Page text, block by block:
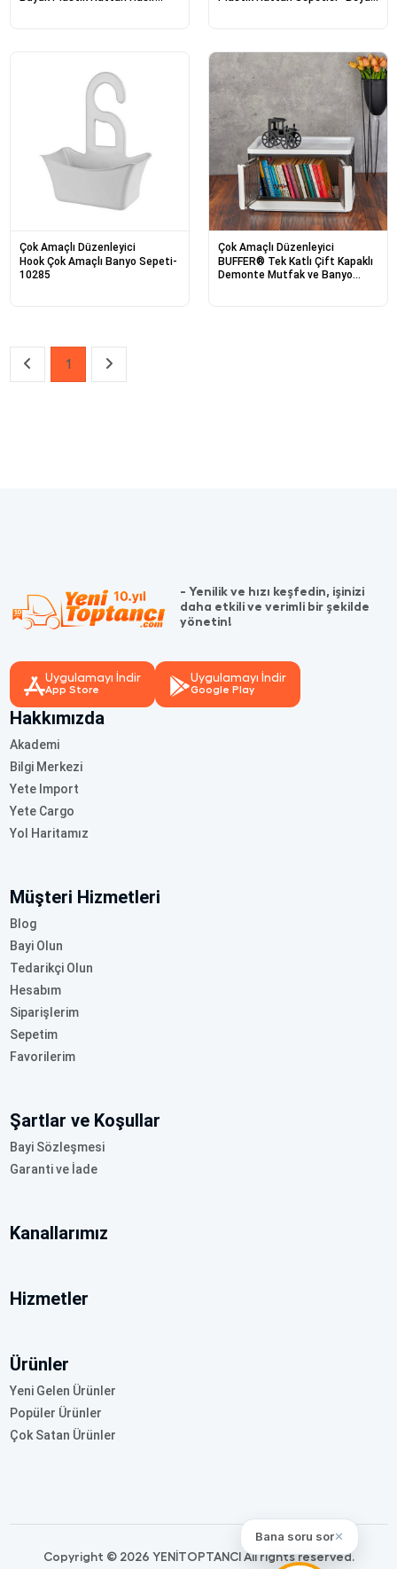
Bana soru sor✕
Çok Amaçlı Düzenleyici
Hook Çok Amaçlı Banyo Sepeti-
10285
Çok Amaçlı Düzenleyici
BUFFER® Tek Katlı Çift Kapaklı
Demonte Mutfak ve Banyo
1
- Yenilik ve hızı keşfedin, işinizi
daha etkili ve verimli bir şekilde
yönetin!
Uygulamayı İndir
App Store
Uygulamayı İndir
Google Play
Hakkımızda
Akademi
Bilgi Merkezi
Yete Import
Yete Cargo
Yol Haritamız
Müşteri Hizmetleri
Blog
Bayi Olun
Tedarikçi Olun
Hesabım
Siparişlerim
Sepetim
Favorilerim
Şartlar ve Koşullar
Bayi Sözleşmesi
Garanti ve İade
Kanallarımız
Hizmetler
Ürünler
Yeni Gelen Ürünler
Popüler Ürünler
Çok Satan Ürünler
Copyright © 2026 YENİTOPTANCI All rights reserved.